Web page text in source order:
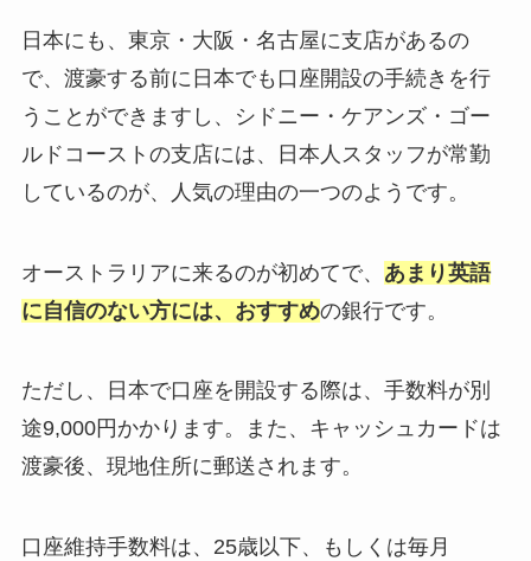
日本にも、東京・大阪・名古屋に支店があるの
で、渡豪する前に日本でも口座開設の手続きを行
うことができますし、シドニー・ケアンズ・ゴー
ルドコーストの支店には、日本人スタッフが常勤
しているのが、人気の理由の一つのようです。
オーストラリアに来るのが初めてで、 あまり英語
に自信のない方には、おすすめの銀行です。
ただし、日本で口座を開設する際は、手数料が別
途9,000円かかります。また、キャッシュカードは
渡豪後、現地住所に郵送されます。
口座維持手数料は、25歳以下、もしくは毎月